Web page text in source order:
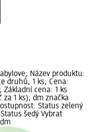
Název produktu:
druhů, 1 ks; Cena:
Základní cena: 1 ks
za 1 ks); dm značka
Status zelený
šedý Vybrat